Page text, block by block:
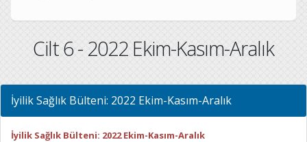
Cilt 6 - 2022 Ekim-Kasım-Aralık
İyilik Sağlık Bülteni: 2022 Ekim-Kasım-Aralık
İyilik Sağlık Bülteni: 2022 Ekim-Kasım-Aralık